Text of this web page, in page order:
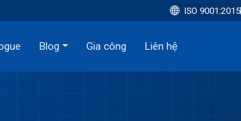
ISO 9001:2015
Blog Gia công Liên hệ